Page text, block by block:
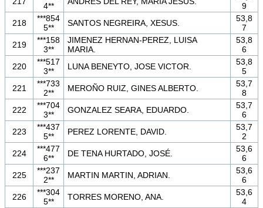
4**
9
218
***854
5**
SANTOS NEGREIRA, XESUS.
53,8
7
219
***158
3**
JIMENEZ HERNAN-PEREZ, LUISA
MARIA.
53,8
6
220
***517
3**
LUNA BENEYTO, JOSE VICTOR.
53,8
5
221
***733
2**
MEROÑO RUIZ, GINES ALBERTO.
53,7
8
222
***704
3**
GONZALEZ SEARA, EDUARDO.
53,7
6
223
***437
5**
PEREZ LORENTE, DAVID.
53,7
2
224
***477
6**
DE TENA HURTADO, JOSÉ.
53,6
6
225
***237
2**
MARTIN MARTIN, ADRIAN.
53,6
6
226
***304
5**
TORRES MORENO, ANA.
53,6
4